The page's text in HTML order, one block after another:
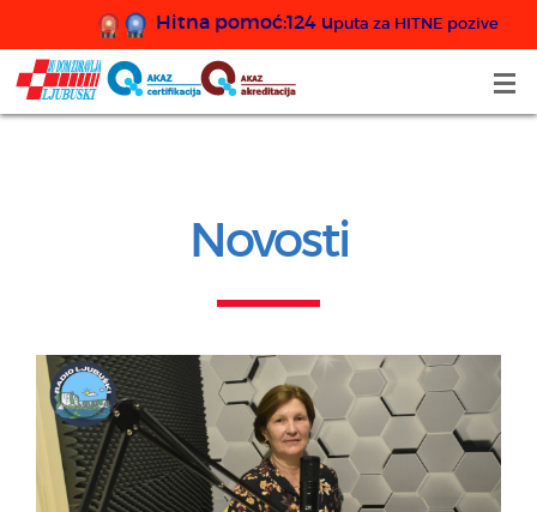
Hitna pomoć:124 uputa za HITNE pozive
Novosti